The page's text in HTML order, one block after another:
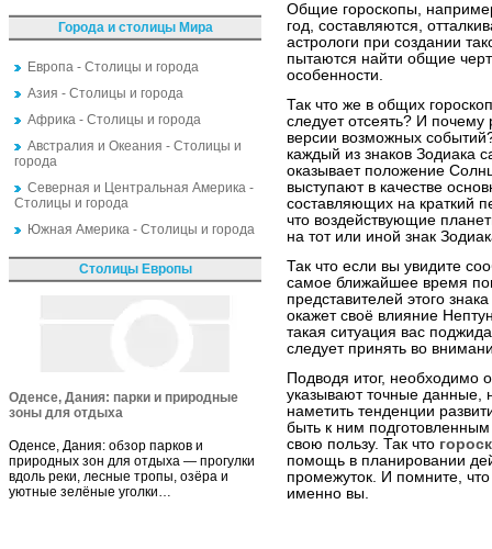
Города и столицы Мира
Европа - Столицы и города
Азия - Столицы и города
Африка - Столицы и города
Австралия и Океания - Столицы и
города
Северная и Центральная Америка -
Столицы и города
Южная Америка - Столицы и города
Столицы Европы
Оденсе, Дания: парки и природные
зоны для отдыха
Оденсе, Дания: обзор парков и
природных зон для отдыха — прогулки
вдоль реки, лесные тропы, озёра и
уютные зелёные уголки…
Общие гороскопы,
год, составляются,
астрологи при создании
пытаются найти общие
особенности.
Так что же в общих
следует отсеять? И
версии возможных
каждый из знаков Зодиака
оказывает положение
выступают в качестве
составляющих на краткий
что воздействующие
на тот или иной знак
Так что если вы увидите
самое ближайшее время
представителей этого
окажет своё влияние
такая ситуация вас
следует принять во
Подводя итог, необходимо
указывают точные данные,
наметить тенденции
быть к ним
свою пользу. Так что
помощь в планировании
промежуток. И помните,
именно вы.